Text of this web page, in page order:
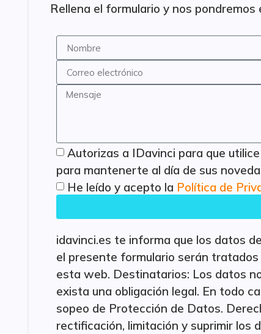
Rellena el formulario y nos
Autorizas a IDavinci para que
para mantenerte al día de sus
He leído y acepto la Política de
idavinci.es te informa que los datos
el presente formulario serán
esta web. Destinatarios: Los datos
exista una obligación legal. En todo
sopeo de Protección de Datos.
rectificación, limitación y suprimir los